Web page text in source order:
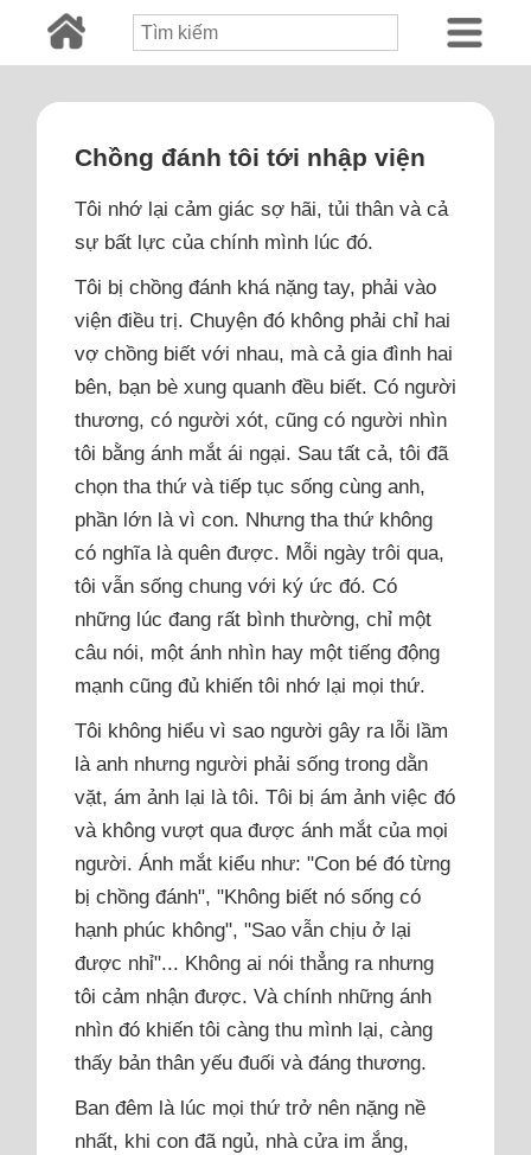
Chồng đánh tôi tới nhập viện
Tôi nhớ lại cảm giác sợ hãi, tủi thân và cả
sự bất lực của chính mình lúc đó.
Tôi bị chồng đánh khá nặng tay, phải vào
viện điều trị. Chuyện đó không phải chỉ hai
vợ chồng biết với nhau, mà cả gia đình hai
bên, bạn bè xung quanh đều biết. Có người
thương, có người xót, cũng có người nhìn
tôi bằng ánh mắt ái ngại. Sau tất cả, tôi đã
chọn tha thứ và tiếp tục sống cùng anh,
phần lớn là vì con. Nhưng tha thứ không
có nghĩa là quên được. Mỗi ngày trôi qua,
tôi vẫn sống chung với ký ức đó. Có
những lúc đang rất bình thường, chỉ một
câu nói, một ánh nhìn hay một tiếng động
mạnh cũng đủ khiến tôi nhớ lại mọi thứ.
Tôi không hiểu vì sao người gây ra lỗi lầm
là anh nhưng người phải sống trong dằn
vặt, ám ảnh lại là tôi. Tôi bị ám ảnh việc đó
và không vượt qua được ánh mắt của mọi
người. Ánh mắt kiểu như: "Con bé đó từng
bị chồng đánh", "Không biết nó sống có
hạnh phúc không", "Sao vẫn chịu ở lại
được nhỉ"... Không ai nói thẳng ra nhưng
tôi cảm nhận được. Và chính những ánh
nhìn đó khiến tôi càng thu mình lại, càng
thấy bản thân yếu đuối và đáng thương.
Ban đêm là lúc mọi thứ trở nên nặng nề
nhất, khi con đã ngủ, nhà cửa im ắng,